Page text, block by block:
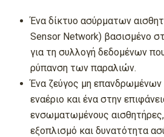
Ένα δίκτυο ασύρματων
Sensor Network) βασισμένο
για τη συλλογή δεδομένων
ρύπανση των παραλιών.
Ένα ζεύγος μη
εναέριο και ένα στην
ενσωματωμένους
εξοπλισμό και δυνατότητα